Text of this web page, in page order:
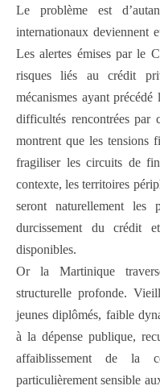
Le problème est
internationaux deviennent
Les alertes émises par le
risques liés au crédit
mécanismes ayant
difficultés rencontrées par
montrent que les tensions
fragiliser les circuits de
contexte, les territoires
seront naturellement les
durcissement du crédit
disponibles.
Or la Martinique
structurelle profonde.
jeunes diplômés, faible
à la dépense publique,
affaiblissement de la
particulièrement sensible